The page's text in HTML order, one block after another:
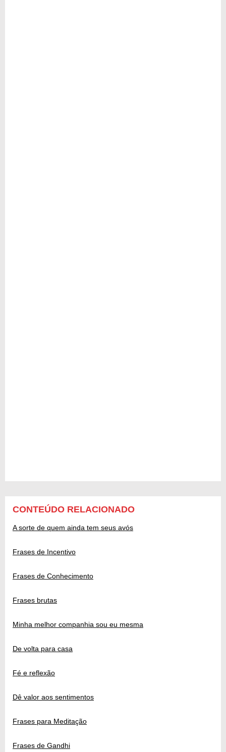
CONTEÚDO RELACIONADO
A sorte de quem ainda tem seus avós
Frases de Incentivo
Frases de Conhecimento
Frases brutas
Minha melhor companhia sou eu mesma
De volta para casa
Fé e reflexão
Dê valor aos sentimentos
Frases para Meditação
Frases de Gandhi